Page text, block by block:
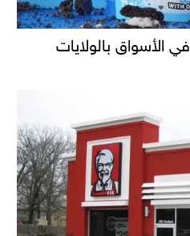
أوريو تُطلق Oreo Bites في الأسواق بالولايات